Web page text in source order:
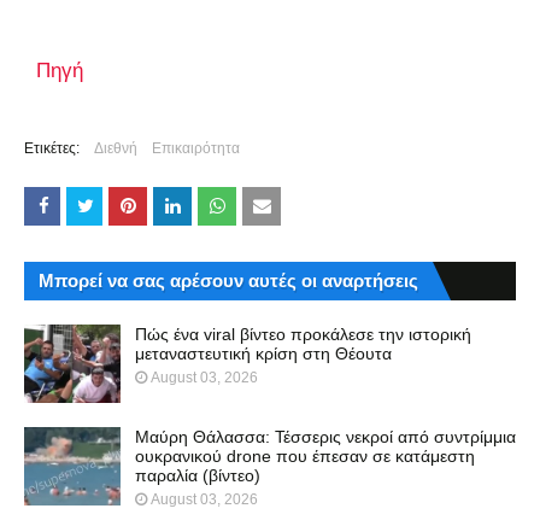
Πηγή
Ετικέτες: Διεθνή Επικαιρότητα
Μπορεί να σας αρέσουν αυτές οι αναρτήσεις
Πώς ένα viral βίντεο προκάλεσε την ιστορική
μεταναστευτική κρίση στη Θέουτα
August 03, 2026
Μαύρη Θάλασσα: Τέσσερις νεκροί από συντρίμμια
ουκρανικού drone που έπεσαν σε κατάμεστη
παραλία (βίντεο)
August 03, 2026